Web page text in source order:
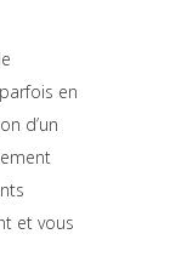
en
d’un
et vous